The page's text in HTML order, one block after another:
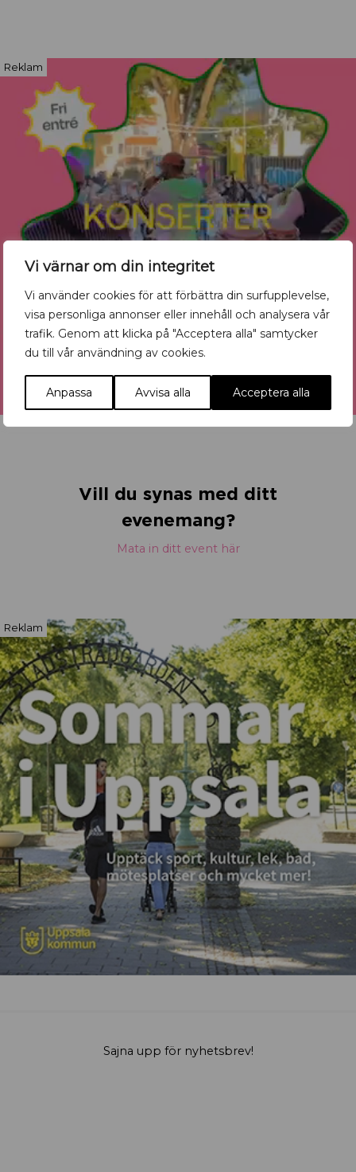
Vi värnar om din integritet
Vi använder cookies för att förbättra din surfupplevelse,
visa personliga annonser eller innehåll och analysera vår
trafik. Genom att klicka på "Acceptera alla" samtycker
du till vår användning av cookies.
Anpassa Avvisa alla Acceptera alla
Reklam
Vill du synas med ditt
evenemang?
Mata in ditt event här
Reklam
Sajna upp för nyhetsbrev!